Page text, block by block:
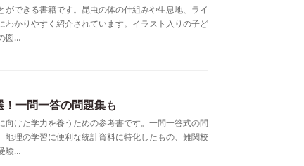
できる書籍です。昆虫の体の仕組みや生息地、ライ
かりやすく紹介されています。イラスト入りの子ど
図…
一問一答の問題集も
けた学力を養うための参考書です。一問一答式の問
理の学習に便利な統計資料に特化したもの、難関校
験…